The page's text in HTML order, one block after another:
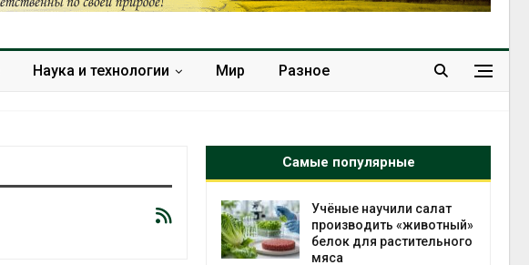
Наука и технологии Мир Разное
Самые популярные
Учёные научили салат
производить «животный»
белок для растительного
Изменение климата
меняет ареалы бабочек
по всему миру